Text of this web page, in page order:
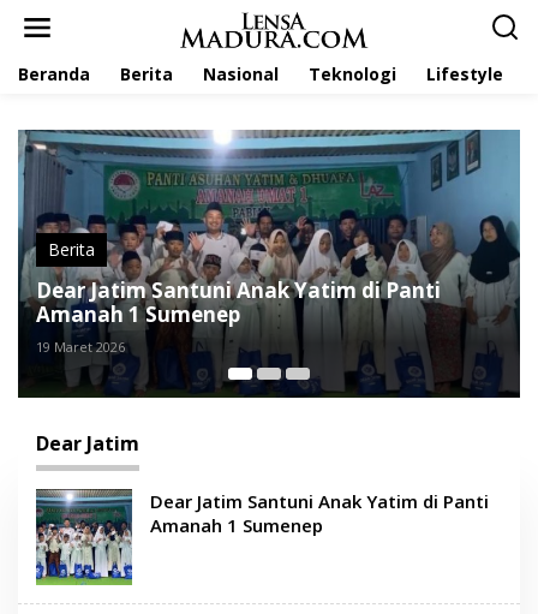
Beranda Berita Nasional Teknologi Lifestyle
Yatim di Panti
Berita
Dear Jatim Bagikan
Sumenep
19 Maret 2026
Dear Jatim
Dear Jatim Santuni Anak Yatim di Panti
Amanah 1 Sumenep